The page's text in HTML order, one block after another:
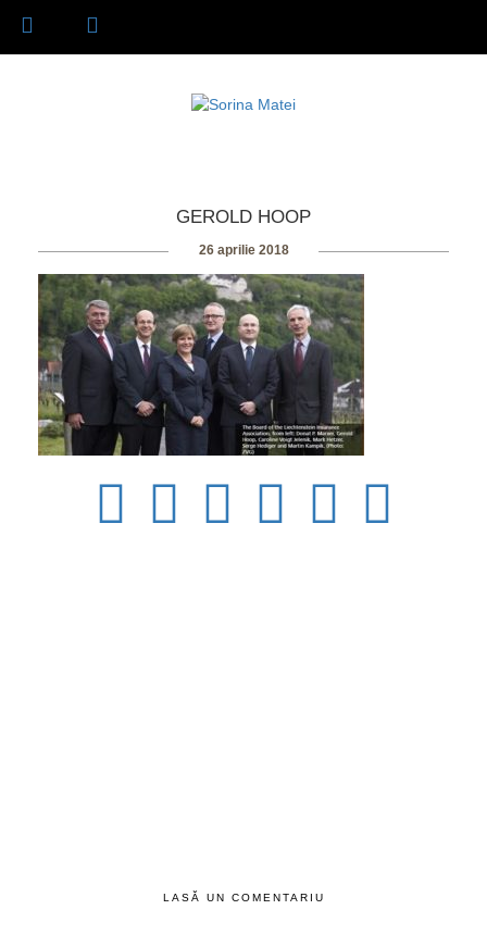
GEROLD HOOP
26 aprilie 2018
LASĂ UN COMENTARIU